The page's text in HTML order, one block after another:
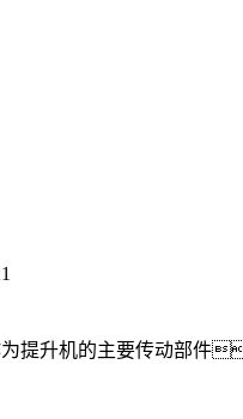
提升机的主要传动部